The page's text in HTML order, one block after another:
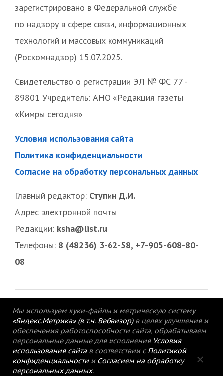
зарегистрировано в Федеральной службе
по надзору в сфере связи, информационных
технологий и массовых коммуникаций
(Роскомнадзор) 15.07.2025.
Свидетельство о регистрации ЭЛ № ФС 77 -
89801 Учредитель: АНО «Редакция газеты
«Кимры сегодня»
Условия использования сайта
Политика конфиденциальности
Согласие на обработку персональных данных
Главный редактор: Ступин Д.И.
Адрес электронной почты
Редакции: ksha@list.ru
Телефоны: 8 (48236) 3-62-58, +7-905-608-80-
08
Мы используем куки-файлы и метрическую систему
«Яндекс.Метрика» (в т.ч. Вебвизор) в целях улучшения и
обеспечения работоспособности сайта, обрабатываем
персональные данные для исполнения Условия
использования сайтав соответствии с Политикой
конфиденциальностии Согласием на обработку
персональных данных.